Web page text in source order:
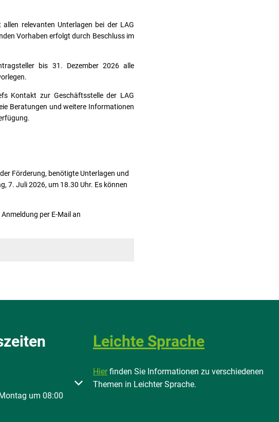
relevanten Unterlagen bei der LAG
Vorhaben erfolgt durch Beschluss im
bis 31. Dezember 2026 alle
Kontakt zur Geschäftsstelle der LAG
Beratungen und weitere Informationen
Förderung, benötigte Unterlagen und
7. Juli 2026, um 18.30 Uhr. Es können
per E-Mail an
Öffnungs- oder Schließzeiten auszublenden
um 08:00
Leichte Sprache
Hier finden Sie Informationen zu verschiedenen
Themen in Leichter Sprache.